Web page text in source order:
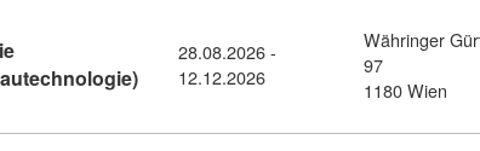
Kursdetail: Baumeister:in -
28.08.2026 -
12.12.2026
Währinger
97
1180 Wien